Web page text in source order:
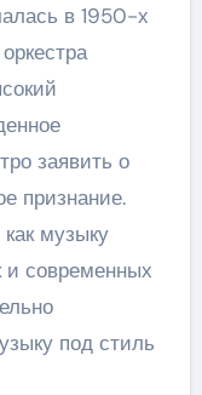
в 1950-х
заявить о
признание.
музыку
и современных
под стиль